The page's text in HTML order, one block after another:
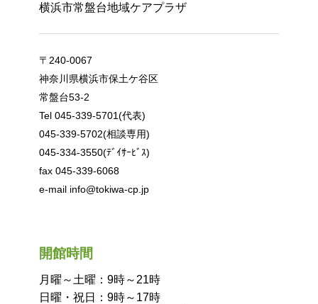
横浜市常盤台地域ケアプラザ
〒240-0067
神奈川県横浜市保土ケ谷区
常盤台53-2
Tel 045-339-5701(代表)
045-339-5702(相談専用)
045-334-3550(ﾃﾞｲｻｰﾋﾞｽ)
fax 045-339-6068
e-mail info@tokiwa-cp.jp
開館時間
月曜～土曜：9時～21時
日曜・祝日：9時～17時